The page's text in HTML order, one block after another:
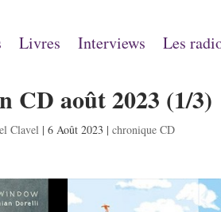
Livres Interviews Les
CD août 2023 (1/3)
Clavel | 6 Août 2023 | chronique CD